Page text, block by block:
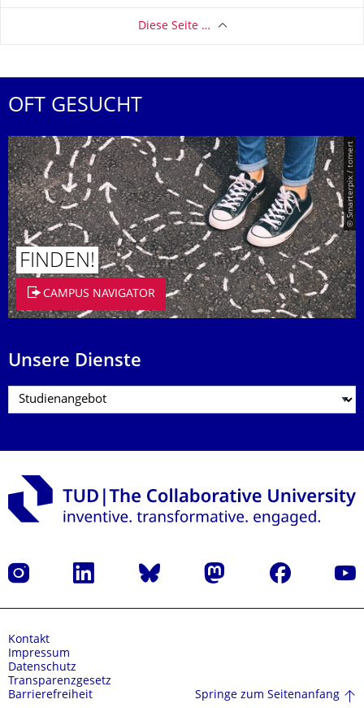
Diese Seite …
OFT GESUCHT
© Smarterpix / tomert
FINDEN!
CAMPUS NAVIGATOR
Unsere Dienste
Instagram LinkedIn Bluesky Mastodon Facebook
Kontakt
Impressum
Datenschutz
Transparenzgesetz
Barrierefreiheit
Springe zum Seitenanfang